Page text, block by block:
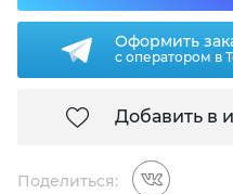
Оформить
с оператором в
Добавить в
Поделиться: